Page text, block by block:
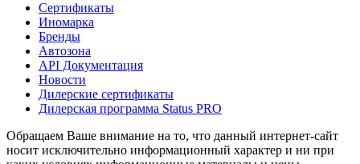
Сертификаты
Иномарка
Бренды
Автозона
API Документация
Новости
Дилерские сертификаты
Дилерская программа Status PRO
Обращаем Ваше внимание на то, что данный интернет-сайт
носит исключительно информационный характер и ни при